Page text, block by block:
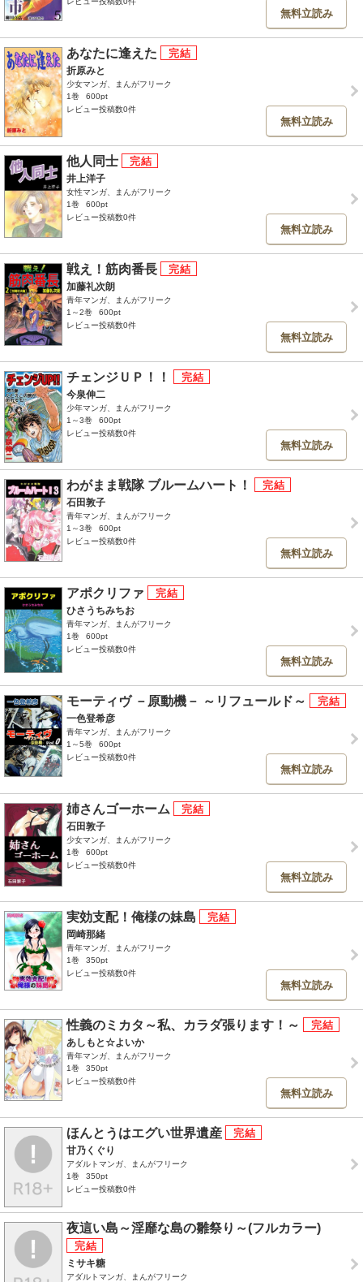
無料立読み
あなたに逢えた
折原みと
少女マンガ、まんがフリーク
1巻
600pt
レビュー投稿数0件
無料立読み
他人同士
井上洋子
女性マンガ、まんがフリーク
1巻
600pt
レビュー投稿数0件
無料立読み
戦え！筋肉番長
加藤礼次朗
青年マンガ、まんがフリーク
1～2巻
600pt
レビュー投稿数0件
無料立読み
チェンジＵＰ！！
今泉伸二
少年マンガ、まんがフリーク
1～3巻
600pt
レビュー投稿数0件
無料立読み
わがまま戦隊 ブルームハート！
石田敦子
青年マンガ、まんがフリーク
1～3巻
600pt
レビュー投稿数0件
無料立読み
アポクリファ
ひさうちみちお
青年マンガ、まんがフリーク
1巻
600pt
レビュー投稿数0件
無料立読み
モーティヴ －原動機－ ～リフュールド～
一色登希彦
青年マンガ、まんがフリーク
1～5巻
600pt
レビュー投稿数0件
無料立読み
姉さんゴーホーム
石田敦子
少女マンガ、まんがフリーク
1巻
600pt
レビュー投稿数0件
無料立読み
実効支配！俺様の妹島
岡崎那緒
青年マンガ、まんがフリーク
1巻
350pt
レビュー投稿数0件
無料立読み
性義のミカタ～私、カラダ張ります！～
あしもと☆よいか
青年マンガ、まんがフリーク
1巻
350pt
レビュー投稿数0件
無料立読み
ほんとうはエグい世界遺産
甘乃くぐり
アダルトマンガ、まんがフリーク
1巻
350pt
レビュー投稿数0件
夜這い島～淫靡な島の雛祭り～(フルカラー)
ミサキ糖
アダルトマンガ、まんがフリーク